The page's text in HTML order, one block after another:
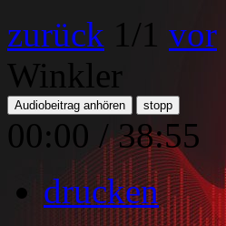
zurück 1 /1 vor
Winkler
Audiobeitrag anhören stopp
00:00 /38:55
drucken